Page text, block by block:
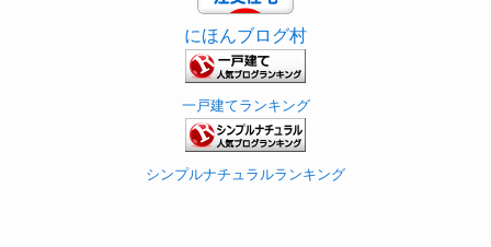
にほんブログ村
一戸建てランキング
シンプルナチュラルランキング